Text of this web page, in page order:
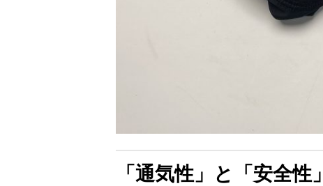
「通気性」と「安全